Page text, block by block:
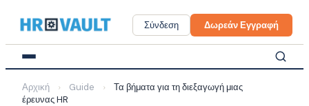
content
Σύνδεση Δωρεάν Εγγραφή
Αρχική › Guide ›
Τα βήματα για τη διεξαγωγή μιας
έρευνας HR